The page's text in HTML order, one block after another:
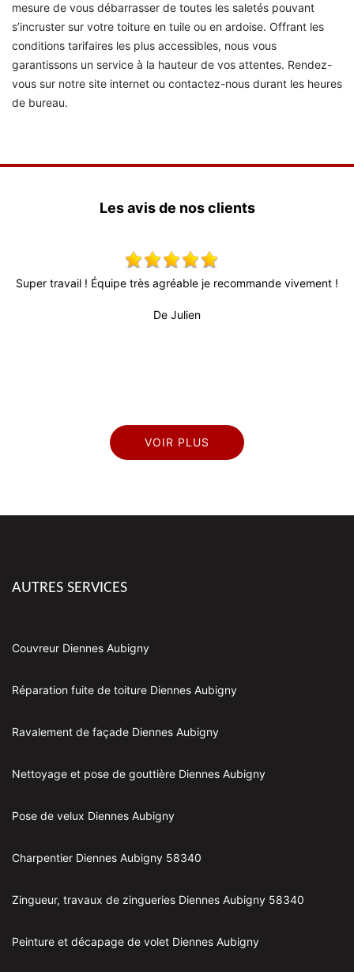
mesure de vous débarrasser de toutes les saletés pouvant
s’incruster sur votre toiture en tuile ou en ardoise. Offrant les
conditions tarifaires les plus accessibles, nous vous
garantissons un service à la hauteur de vos attentes. Rendez-
vous sur notre site internet ou contactez-nous durant les heures
de bureau.
Les avis de nos clients
Super travail ! Équipe très agréable je recommande vivement !
De Julien
VOIR PLUS
AUTRES SERVICES
Couvreur Diennes Aubigny
Réparation fuite de toiture Diennes Aubigny
Ravalement de façade Diennes Aubigny
Nettoyage et pose de gouttière Diennes Aubigny
Pose de velux Diennes Aubigny
Charpentier Diennes Aubigny 58340
Zingueur, travaux de zingueries Diennes Aubigny 58340
Peinture et décapage de volet Diennes Aubigny